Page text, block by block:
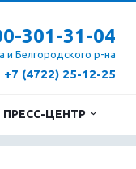
301-31-04
и Белгородского р-на
+7 (4722) 25-12-25
ПРЕСС-ЦЕНТР